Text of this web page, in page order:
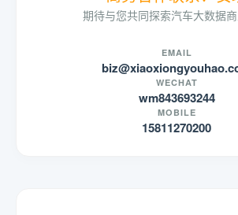
期待与您共同探索汽车大数据
EMAIL
WECHAT
wm843693244
MOBILE
15811270200